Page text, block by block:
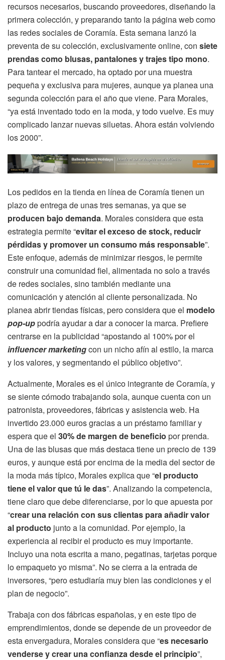
recursos necesarios, buscando proveedores, diseñando la
primera colección, y preparando tanto la página web como
las redes sociales de Coramía. Esta semana lanzó la
preventa de su colección, exclusivamente online, con siete
prendas como blusas, pantalones y trajes tipo mono.
Para tantear el mercado, ha optado por una muestra
pequeña y exclusiva para mujeres, aunque ya planea una
segunda colección para el año que viene. Para Morales,
“ya está inventado todo en la moda, y todo vuelve. Es muy
complicado lanzar nuevas siluetas. Ahora están volviendo
los 2000”.
Los pedidos en la tienda en línea de Coramía tienen un
plazo de entrega de unas tres semanas, ya que se
producen bajo demanda. Morales considera que esta
estrategia permite “evitar el exceso de stock, reducir
pérdidas y promover un consumo más responsable”.
Este enfoque, además de minimizar riesgos, le permite
construir una comunidad fiel, alimentada no solo a través
de redes sociales, sino también mediante una
comunicación y atención al cliente personalizada. No
planea abrir tiendas físicas, pero considera que el modelo
pop-uppodría ayudar a dar a conocer la marca. Prefiere
centrarse en la publicidad “apostando al 100% por el
influencer marketingcon un nicho afín al estilo, la marca
y los valores, y segmentando el público objetivo”.
Actualmente, Morales es el único integrante de Coramía, y
se siente cómodo trabajando sola, aunque cuenta con un
patronista, proveedores, fábricas y asistencia web. Ha
invertido 23.000 euros gracias a un préstamo familiar y
espera que el 30% de margen de beneficio por prenda.
Una de las blusas que más destaca tiene un precio de 139
euros, y aunque está por encima de la media del sector de
la moda más típico, Morales explica que “el producto
tiene el valor que tú le das”. Analizando la competencia,
tiene claro que debe diferenciarse, por lo que apuesta por
“crear una relación con sus clientas para añadir valor
al producto junto a la comunidad. Por ejemplo, la
experiencia al recibir el producto es muy importante.
Incluyo una nota escrita a mano, pegatinas, tarjetas porque
lo empaqueto yo misma”. No se cierra a la entrada de
inversores, “pero estudiaría muy bien las condiciones y el
plan de negocio”.
Trabaja con dos fábricas españolas, y en este tipo de
emprendimientos, donde se depende de un proveedor de
esta envergadura, Morales considera que “es necesario
venderse y crear una confianza desde el principio”,